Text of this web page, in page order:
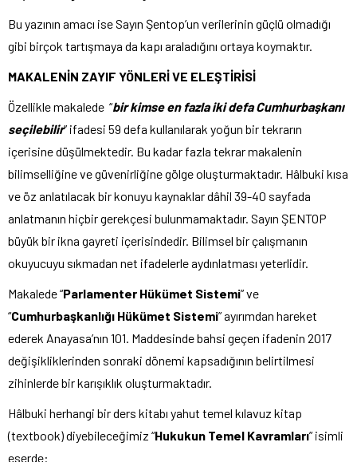
Bu yazının amacı ise Sayın Şentop’un verilerinin güçlü olmadığı
gibi birçok tartışmaya da kapı araladığını ortaya koymaktır.
MAKALENİN ZAYIF YÖNLERİ VE ELEŞTİRİSİ
Özellikle makalede “bir kimse en fazla iki defa Cumhurbaşkanı
seçilebilir” ifadesi 59 defa kullanılarak yoğun bir tekrarın
içerisine düşülmektedir. Bu kadar fazla tekrar makalenin
bilimselliğine ve güvenirliğine gölge oluşturmaktadır. Hâlbuki kısa
ve öz anlatılacak bir konuyu kaynaklar dâhil 39-40 sayfada
anlatmanın hiçbir gerekçesi bulunmamaktadır. Sayın ŞENTOP
büyük bir ikna gayreti içerisindedir. Bilimsel bir çalışmanın
okuyucuyu sıkmadan net ifadelerle aydınlatması yeterlidir.
Makalede “Parlamenter Hükümet Sistemi” ve
“Cumhurbaşkanlığı Hükümet Sistemi” ayırımdan hareket
ederek Anayasa’nın 101. Maddesinde bahsi geçen ifadenin 2017
değişikliklerinden sonraki dönemi kapsadığının belirtilmesi
zihinlerde bir karışıklık oluşturmaktadır.
Hâlbuki herhangi bir ders kitabı yahut temel kılavuz kitap
(textbook) diyebileceğimiz “Hukukun Temel Kavramları” isimli
eserde: